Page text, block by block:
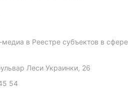
в Реестре субъектов в сфере
Леси Украинки, 26
54